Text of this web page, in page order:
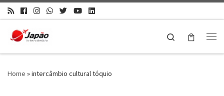
Search
Home »intercâmbio cultural tóquio